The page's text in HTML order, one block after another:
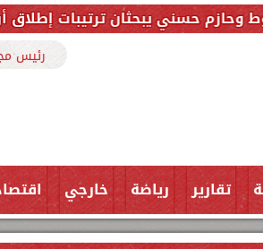
ترتيبات إطلاق أولى بطولات
رئيس
تقارير رياضة خارجي